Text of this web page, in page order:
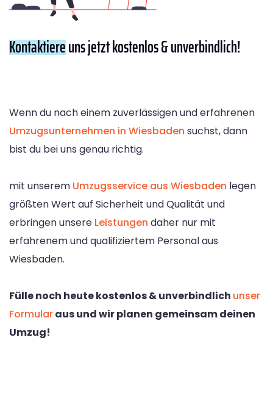
Kontaktiereuns jetzt kostenlos & unverbindlich!
Wenn du nach einem zuverlässigen und erfahrenen
Umzugsunternehmen in Wiesbaden suchst, dann
bist du bei uns genau richtig.
mit unserem Umzugsservice aus Wiesbaden legen
größten Wert auf Sicherheit und Qualität und
erbringen unsere Leistungen daher nur mit
erfahrenem und qualifiziertem Personal aus
Wiesbaden.
Fülle noch heute kostenlos & unverbindlich unser
Formularaus und wir planen gemeinsam deinen
Umzug!